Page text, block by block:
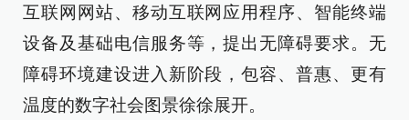
互联网网站、移动互联网应用程序、智能终端
设备及基础电信服务等，提出无障碍要求。无
障碍环境建设进入新阶段，包容、普惠、更有
温度的数字社会图景徐徐展开。